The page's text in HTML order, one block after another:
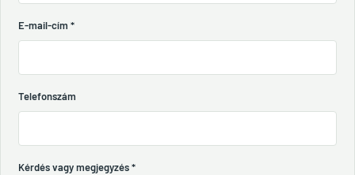
E-mail-cím *
Telefonszám
Kérdés vagy megjegyzés*